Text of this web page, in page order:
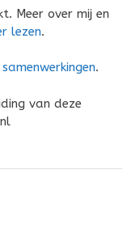
Meer over mij en
lezen.
samenwerkingen.
van deze